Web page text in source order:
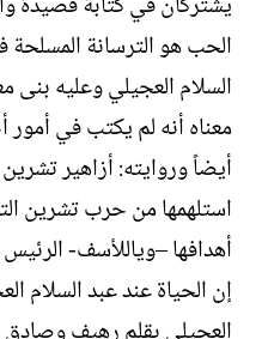
الحب هو الترسانة
السلام العجيلي وعليه بنى
معناه أنه لم يكتب في
أيضاً وروايته: أزاهير
استلهمها من حرب تشرين
أهدافها –وياللأسف-
إن الحياة عند عبد السلام